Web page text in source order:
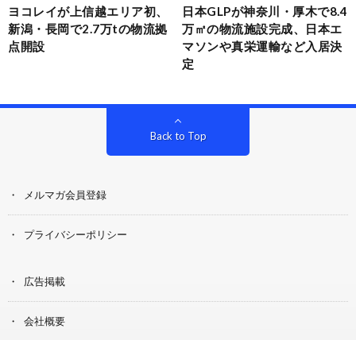
ヨコレイが上信越エリア初、
新潟・長岡で2.7万tの物流拠
点開設
日本GLPが神奈川・厚木で8.4
万㎡の物流施設完成、日本エ
マソンや真栄運輸など入居決
定
Back to Top
メルマガ会員登録
プライバシーポリシー
広告掲載
会社概要